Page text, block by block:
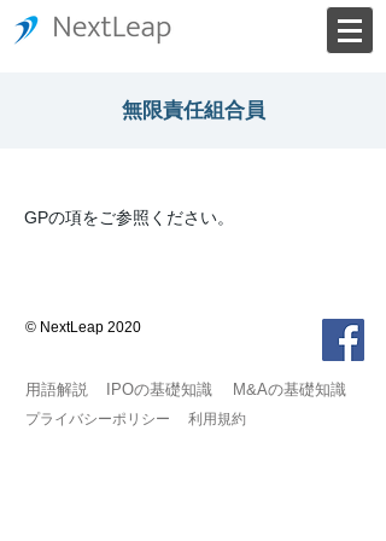
無限責任組合員
GPの項をご参照ください。
© NextLeap 2020
用語解説 IPOの基礎知識 M&Aの基礎知識
プライバシーポリシー 利用規約